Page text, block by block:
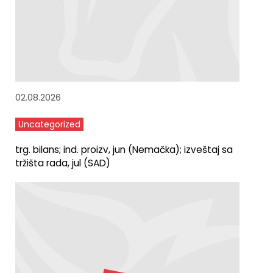
02.08.2026
Uncategorized
trg. bilans; ind. proizv, jun (Nemačka); izveštaj sa
tržišta rada, jul (SAD)